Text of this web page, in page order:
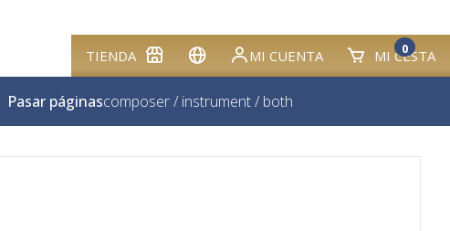
TIENDA MI CUENTA MI CESTA
0
Pasar páginascomposer/ instrument/ both